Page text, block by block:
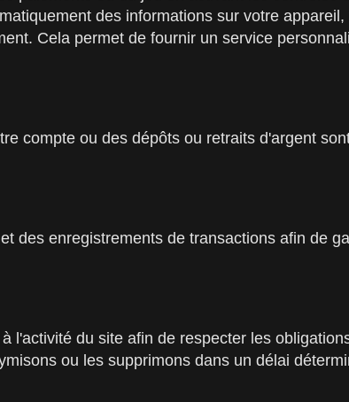
des informations sur votre
Cela permet de fournir un service
compte ou des dépôts ou retraits d'argent
des enregistrements de transactions afin de
l'activité du site afin de respecter les
ou les supprimons dans un délai